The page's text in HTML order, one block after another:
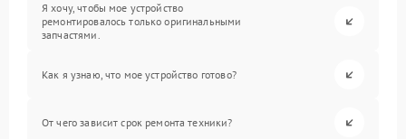
Я хочу, чтобы мое устройство
ремонтировалось только оригинальными
запчастями.
Как я узнаю, что мое устройство готово?
От чего зависит срок ремонта техники?